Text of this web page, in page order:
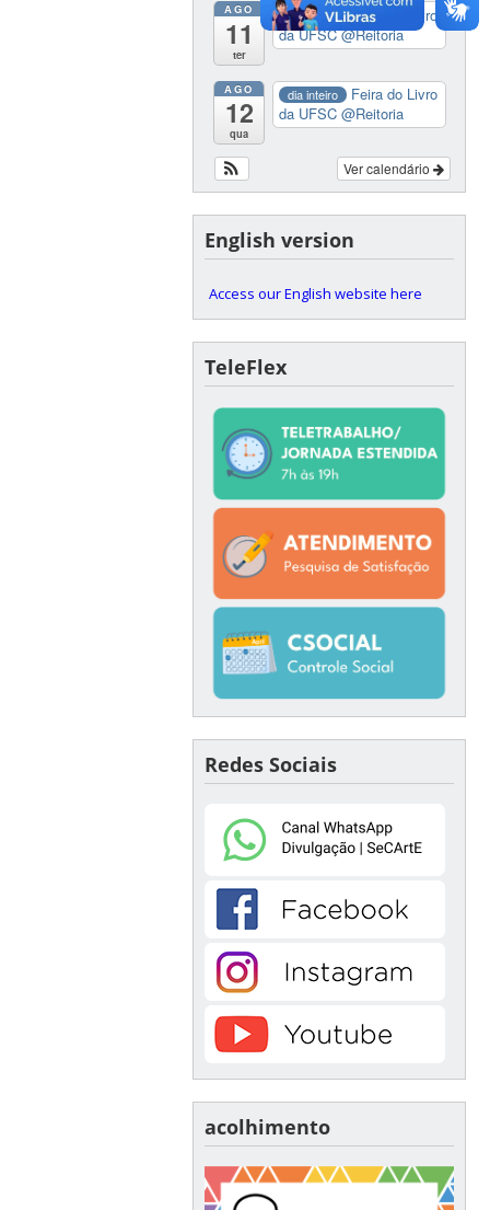
AGO
11
ter
dia inteiro
Feira do Livro
da UFSC@Reitoria
AGO
12
qua
dia inteiro
Feira do Livro
da UFSC@Reitoria
Ver calendário
English version
Access our English website here
TeleFlex
Redes Sociais
acolhimento